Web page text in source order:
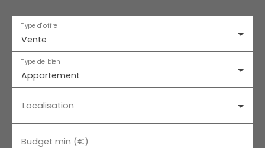
Vente
Type d'offre
Appartement
Type de bien
Localisation
Budget min (€)